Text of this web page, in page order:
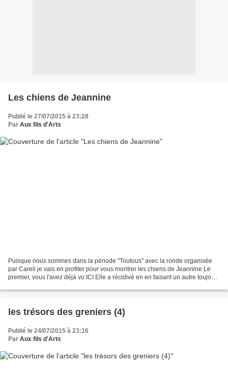
Les chiens de Jeannine
Publié le 27/07/2015 à 23:28
Par Aux fils d'Arts
Puisque nous sommes dans la période "Toutous" avec la ronde organisée
par Careli je vais en profiter pour vous montrer les chiens de Jeannine Le
premier, vous l'avez déjà vu ICI Elle a récidivé en en faisant un autre toujours
les trésors des greniers (4)
Publié le 24/07/2015 à 23:16
Par Aux fils d'Arts